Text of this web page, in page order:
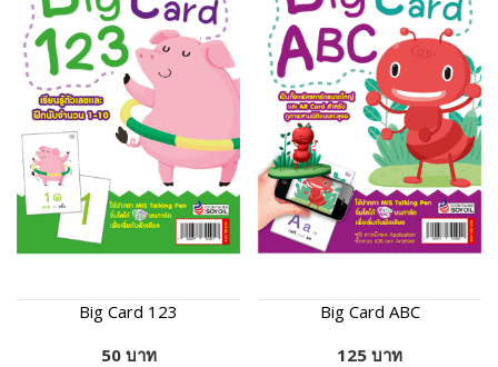
Big Card 123
50 บาท
Big Card ABC
125 บาท